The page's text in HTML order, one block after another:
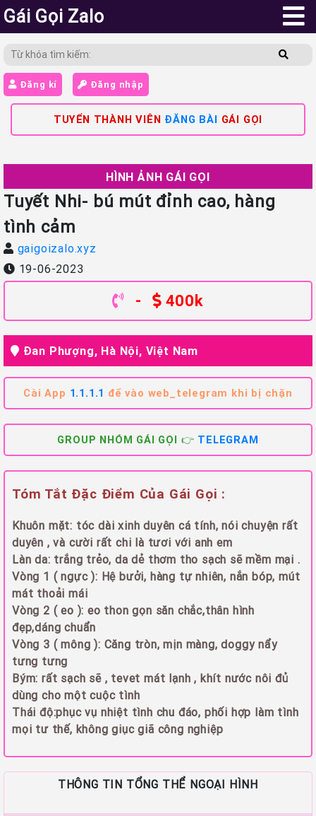
Gái Gọi Zalo
Đăng kí Đăng nhập
TUYỂN THÀNH VIÊN ĐĂNG BÀI GÁI GỌI
HÌNH ẢNH GÁI GỌI
Tuyết Nhi- bú mút đỉnh cao, hàng
tình cảm
gaigoizalo.xyz
19-06-2023
- 400k
Đan Phượng, Hà Nội, Việt Nam
Cài App 1.1.1.1 để vào web_telegram khi bị chặn
GROUP NHÓM GÁI GỌI 👉 TELEGRAM
Tóm Tắt Đặc Điểm Của Gái Gọi :
Khuôn mặt: tóc dài xinh duyên cá tính, nói chuyện rất
duyên , và cười rất chi là tươi với anh em
Làn da: trắng trẻo, da dẻ thơm tho sạch sẽ mềm mại .
Vòng 1 ( ngực ): Hệ bưởi, hàng tự nhiên, nắn bóp, mút
mát thoải mái
Vòng 2 ( eo ): eo thon gọn săn chắc,thân hình
đẹp,dáng chuẩn
Vòng 3 ( mông ): Căng tròn, mịn màng, doggy nẩy
tưng tưng
Bým: rất sạch sẽ , tevet mát lạnh , khít nước nôi đủ
dùng cho một cuộc tình
Thái độ:phục vụ nhiệt tình chu đáo, phối hợp làm tình
mọi tư thế, không giục giã công nghiệp
THÔNG TIN TỔNG THỂ NGOẠI HÌNH